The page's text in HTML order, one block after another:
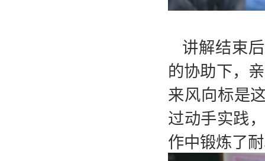
讲解结束
的协助下，
来风向标是
过动手实践
作中锻炼了